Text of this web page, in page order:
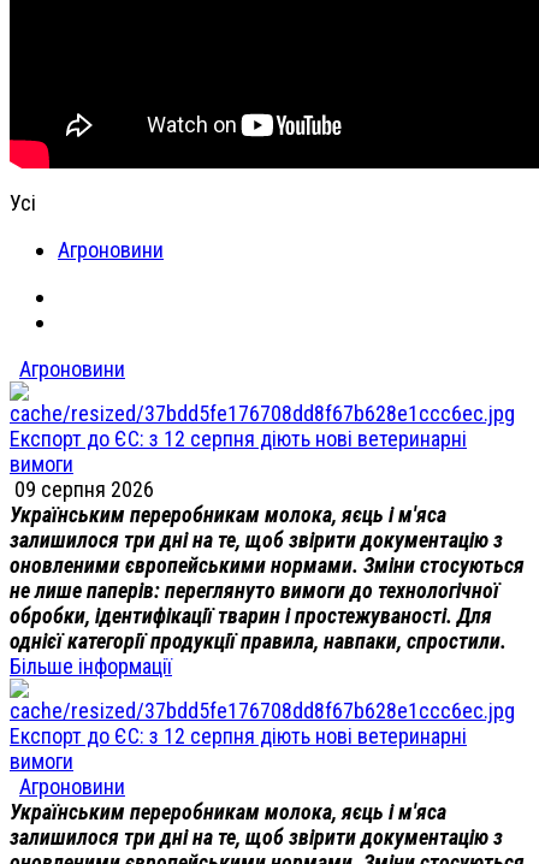
Усі
Агроновини
Агроновини
Експорт до ЄС: з 12 серпня діють нові ветеринарні
вимоги
09 серпня 2026
Українським переробникам молока, яєць і м'яса
залишилося три дні на те, щоб звірити документацію з
оновленими європейськими нормами. Зміни стосуються
не лише паперів: переглянуто вимоги до технологічної
обробки, ідентифікації тварин і простежуваності. Для
однієї категорії продукції правила, навпаки, спростили.
Більше інформації
Експорт до ЄС: з 12 серпня діють нові ветеринарні
вимоги
Агроновини
Українським переробникам молока, яєць і м'яса
залишилося три дні на те, щоб звірити документацію з